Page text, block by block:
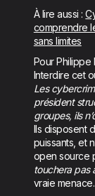
À lire aussi :
comprendre
sans limites
Pour Philippe
Interdire cet
Les
président
groupes, ils
Ils disposent
puissants, et
open source
touchera pas
vraie menace.